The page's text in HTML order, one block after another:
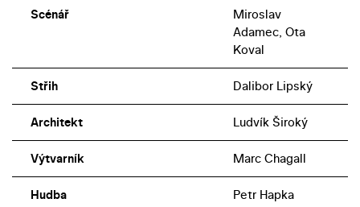
Scénář
Miroslav
Adamec, Ota
Koval
Střih Dalibor Lipský
Architekt Ludvík Široký
Výtvarník Marc Chagall
Hudba Petr Hapka